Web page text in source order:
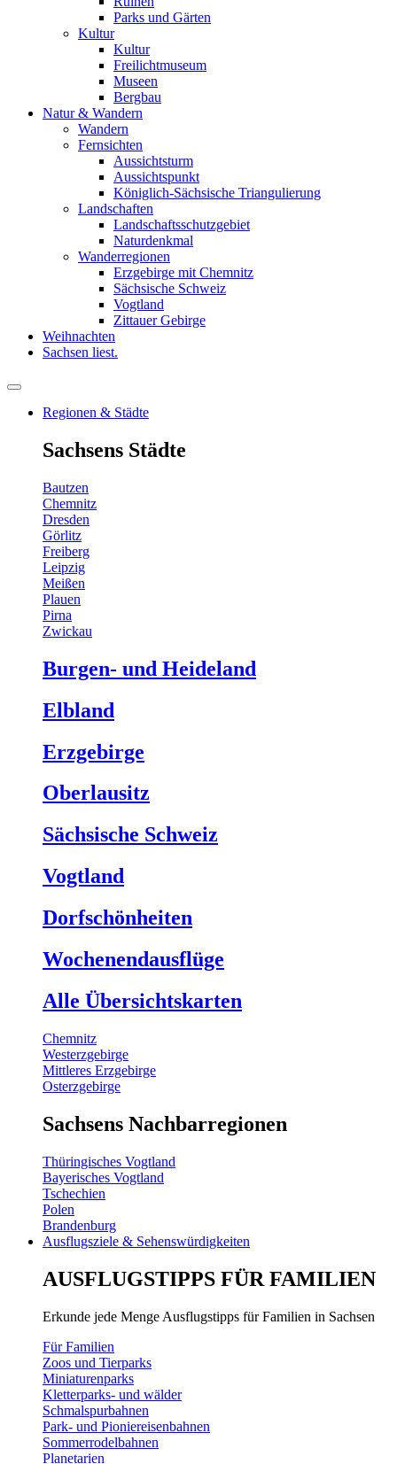
Parks und Gärten
Kultur
Kultur
Freilichtmuseum
Museen
Bergbau
Natur & Wandern
Wandern
Fernsichten
Aussichtsturm
Aussichtspunkt
Königlich-Sächsische Triangulierung
Landschaften
Landschaftsschutzgebiet
Naturdenkmal
Wanderregionen
Erzgebirge mit Chemnitz
Sächsische Schweiz
Vogtland
Zittauer Gebirge
Weihnachten
Sachsen liest.
Regionen & Städte
Sachsens Städte
Bautzen
Chemnitz
Dresden
Görlitz
Freiberg
Leipzig
Meißen
Plauen
Pirna
Zwickau
Burgen- und Heideland
Elbland
Erzgebirge
Oberlausitz
Sächsische Schweiz
Vogtland
Dorfschönheiten
Wochenendausflüge
Alle Übersichtskarten
Chemnitz
Westerzgebirge
Mittleres Erzgebirge
Osterzgebirge
Sachsens Nachbarregionen
Thüringisches Vogtland
Bayerisches Vogtland
Tschechien
Polen
Brandenburg
Ausflugsziele & Sehenswürdigkeiten
AUSFLUGSTIPPS FÜR FAMILIEN
Erkunde jede Menge Ausflugstipps für Familien in Sachsen
Für Familien
Zoos und Tierparks
Miniaturenparks
Kletterparks- und wälder
Schmalspurbahnen
Park- und Pioniereisenbahnen
Sommerrodelbahnen
Planetarien